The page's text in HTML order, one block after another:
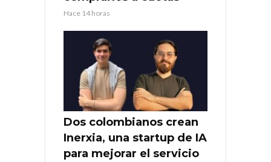
Hace 14 horas
Dos colombianos crean
Inerxia, una startup de IA
para mejorar el servicio